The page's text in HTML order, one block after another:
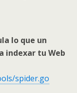
lo que un
indexar tu Web
spider.go